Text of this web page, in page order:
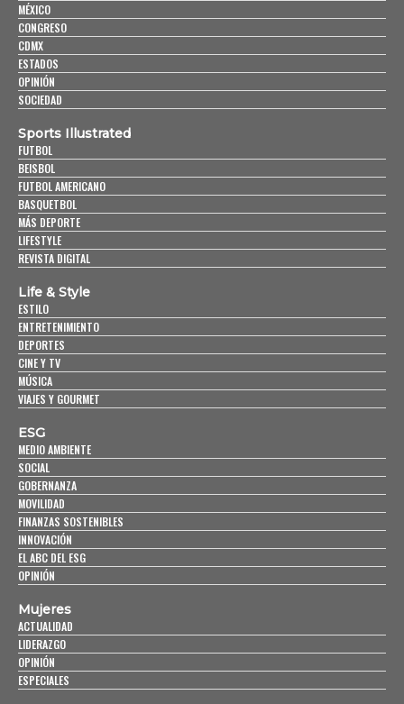
MÉXICO
CONGRESO
CDMX
ESTADOS
OPINIÓN
SOCIEDAD
Sports Illustrated
FUTBOL
BEISBOL
FUTBOL AMERICANO
BASQUETBOL
MÁS DEPORTE
LIFESTYLE
REVISTA DIGITAL
Life & Style
ESTILO
ENTRETENIMIENTO
DEPORTES
CINE Y TV
MÚSICA
VIAJES Y GOURMET
ESG
MEDIO AMBIENTE
SOCIAL
GOBERNANZA
MOVILIDAD
FINANZAS SOSTENIBLES
INNOVACIÓN
EL ABC DEL ESG
OPINIÓN
Mujeres
ACTUALIDAD
LIDERAZGO
OPINIÓN
ESPECIALES